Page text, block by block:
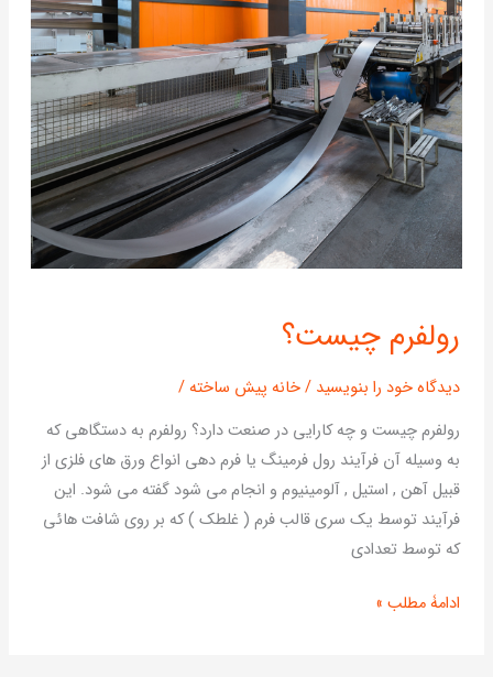
رولفرم چیست؟
دیدگاه‌ خود را بنویسید /خانه پیش ساخته/
رولفرم چیست و چه کارایی در صنعت دارد؟ رولفرم به دستگاهی که
به وسیله آن فرآیند رول فرمینگ یا فرم دهی انواع ورق های فلزی از
قبیل آهن , استیل , آلومینیوم و انجام می شود گفته می شود. این
فرآیند توسط یک سری قالب فرم ( غلطک ) که بر روی شافت هائی
که توسط تعدادی
چیست؟
ادامۀ مطلب »